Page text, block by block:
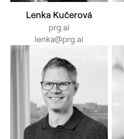
Lenka Kučerová
prg.ai
lenka@prg.ai